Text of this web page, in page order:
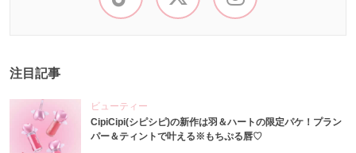
注目記事
ビューティー
CipiCipi(シピシピ)の新作は羽＆ハートの限定パケ！プラン
パー＆ティントで叶える※もちぷる唇♡